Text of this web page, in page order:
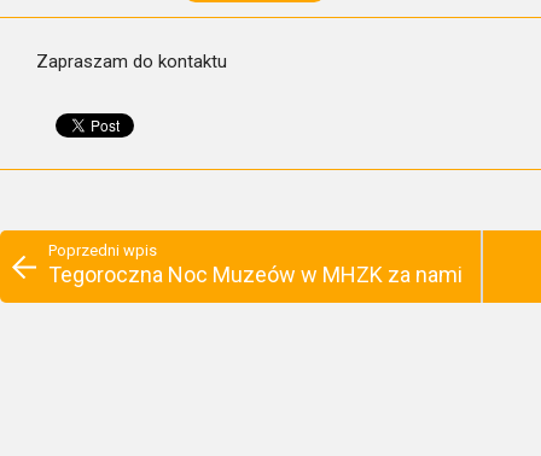
Zapraszam do kontaktu
Poprzedni wpis
Tegoroczna Noc Muzeów w MHZK za nami